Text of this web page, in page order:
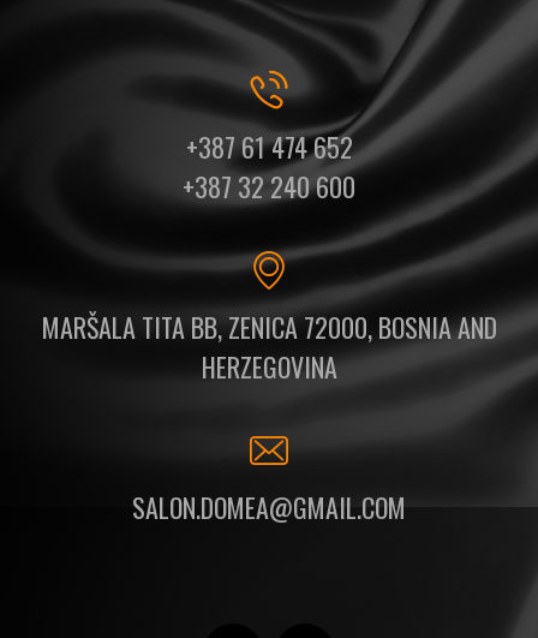
+387 61 474 652
+387 32 240 600
MARŠALA TITA BB, ZENICA 72000, BOSNIA AND
HERZEGOVINA
SALON.DOMEA@GMAIL.COM